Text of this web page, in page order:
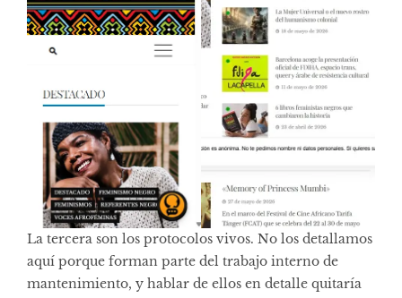
La tercera son los protocolos vivos. No los detallamos
aquí porque forman parte del trabajo interno de
mantenimiento, y hablar de ellos en detalle quitaría